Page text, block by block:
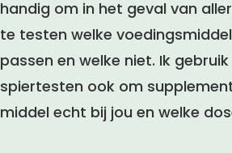
handig om in het geval van
te testen welke
passen en welke niet. Ik
spiertesten ook om
middel echt bij jou en welke